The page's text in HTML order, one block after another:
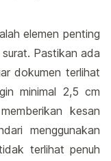
elemen penting
Pastikan ada
dokumen terlihat
minimal 2,5 cm
kesan
menggunakan
terlihat penuh